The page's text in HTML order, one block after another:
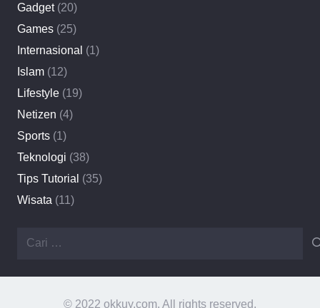
Gadget(20)
Games (25)
Internasional (1)
Islam (12)
Lifestyle (19)
Netizen (4)
Sports (1)
Teknologi (38)
Tips Tutorial (35)
Wisata (11)
Cari
© 2022 okkuy.com. All rights reserved.